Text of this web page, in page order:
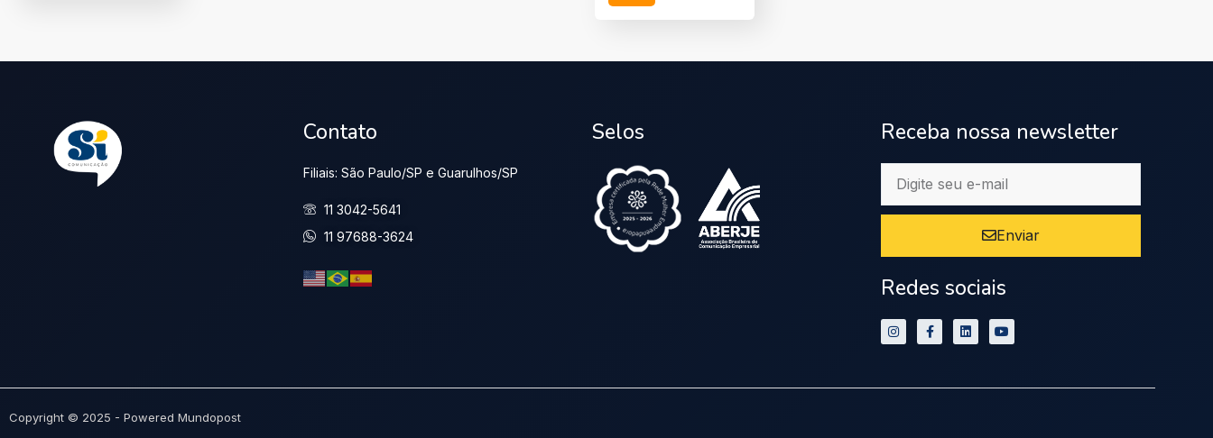
Contato
Filiais: São Paulo/SP e Guarulhos/SP
11 3042-5641
11 97688-3624
Selos Receba nossa newsletter
Enviar
Redes sociais
Copyright © 2025 - Powered Mundopost